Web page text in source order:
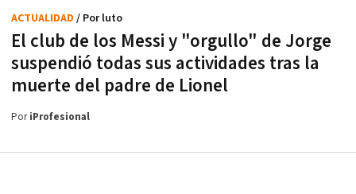
El club de los Messi y "orgullo" de Jorge
suspendió todas sus actividades tras la
muerte del padre de Lionel
ACTUALIDAD / Por luto
PoriProfesional